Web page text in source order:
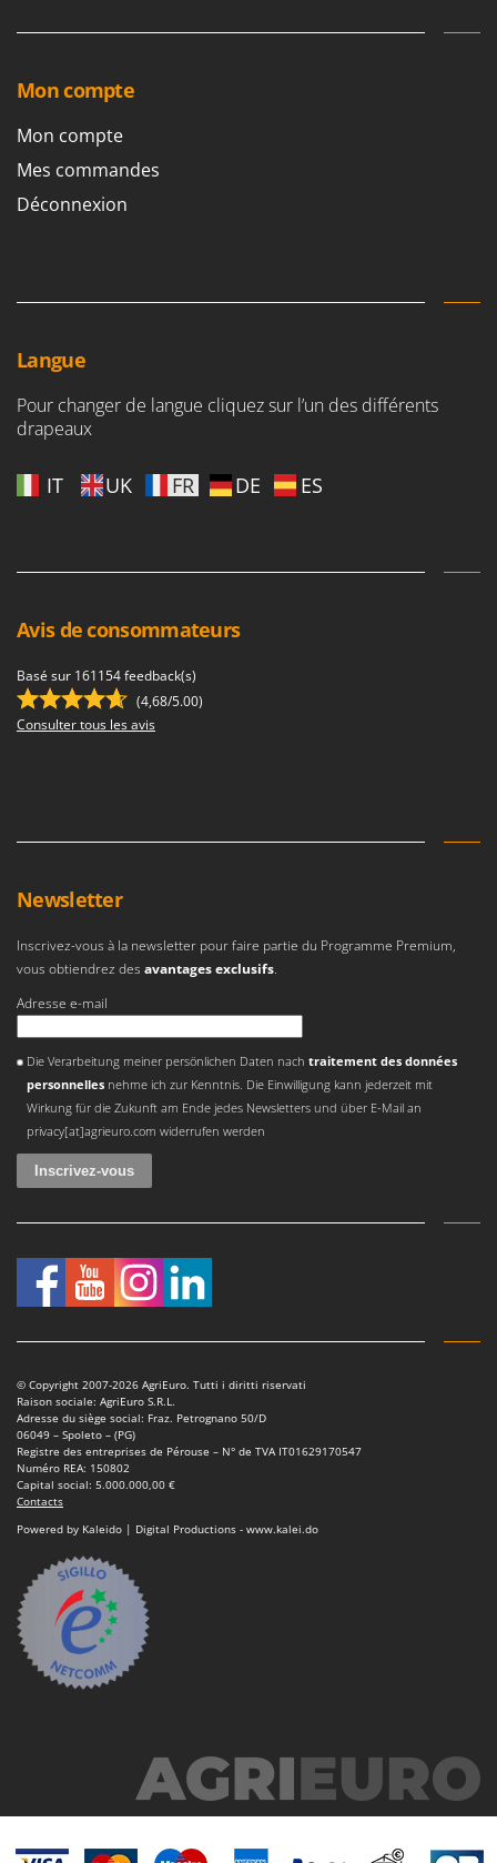
Mon compte
Mon compte
Mes commandes
Déconnexion
Langue
Pour changer de langue cliquez sur l’un des différents
drapeaux
IT UK FR DE ES
Avis de consommateurs
Basé sur 161154 feedback(s)
(4,68/5.00)
Consulter tous les avis
Newsletter
Inscrivez-vous à la newsletter pour faire partie du Programme Premium,
vous obtiendrez des avantages exclusifs.
Adresse e-mail
Die Verarbeitung meiner persönlichen Daten nach traitement des données
personnellesnehme ich zur Kenntnis. Die Einwilligung kann jederzeit mit
Wirkung für die Zukunft am Ende jedes Newsletters und über E-Mail an
privacy[at]agrieuro.com widerrufen werden
© Copyright 2007-2026 AgriEuro. Tutti i diritti riservati
Raison sociale: AgriEuro S.R.L.
Adresse du siège social: Fraz. Petrognano 50/D
06049 – Spoleto – (PG)
Registre des entreprises de Pérouse – N° de TVA IT01629170547
Numéro REA: 150802
Capital social: 5.000.000,00 €
Contacts
Powered by Kaleido | Digital Productions - www.kalei.do